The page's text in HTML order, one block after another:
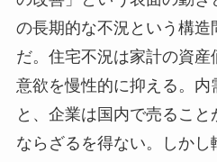
の長期的な不況という構造
だ。住宅不況は家計の資
意欲を慢性的に抑える。内
と、企業は国内で売るこ
ならざるを得ない。しか